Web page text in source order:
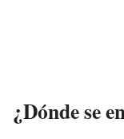
¿Dónde se